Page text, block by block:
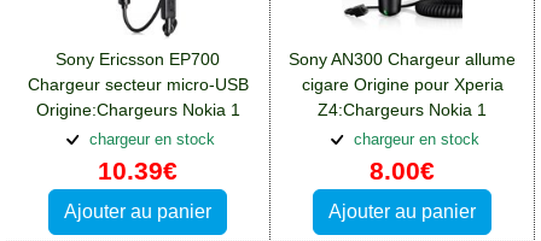
Sony Ericsson EP700
Chargeur secteur micro-USB
Origine:Chargeurs Nokia 1
chargeur en stock
10.39€
Ajouter au panier
Sony AN300 Chargeur allume
cigare Origine pour Xperia
Z4:Chargeurs Nokia 1
chargeur en stock
8.00€
Ajouter au panier